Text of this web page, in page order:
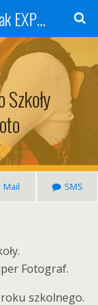
Mail SMS
Fotograf.
roku szkolnego.